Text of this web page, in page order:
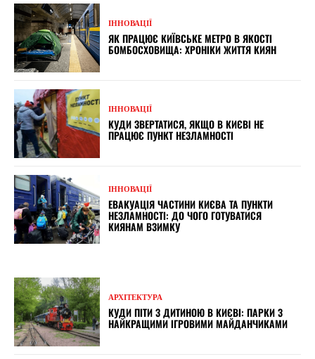
ІННОВАЦІЇ
ЯК ПРАЦЮЄ КИЇВСЬКЕ МЕТРО В ЯКОСТІ
БОМБОСХОВИЩА: ХРОНІКИ ЖИТТЯ КИЯН
ІННОВАЦІЇ
КУДИ ЗВЕРТАТИСЯ, ЯКЩО В КИЄВІ НЕ
ПРАЦЮЄ ПУНКТ НЕЗЛАМНОСТІ
ІННОВАЦІЇ
ЕВАКУАЦІЯ ЧАСТИНИ КИЄВА ТА ПУНКТИ
НЕЗЛАМНОСТІ: ДО ЧОГО ГОТУВАТИСЯ
КИЯНАМ ВЗИМКУ
АРХІТЕКТУРА
КУДИ ПІТИ З ДИТИНОЮ В КИЄВІ: ПАРКИ З
НАЙКРАЩИМИ ІГРОВИМИ МАЙДАНЧИКАМИ